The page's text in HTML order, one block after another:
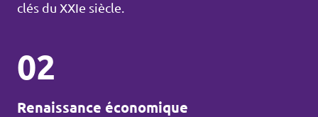
clés du XXIe siècle.
02
Renaissance économique